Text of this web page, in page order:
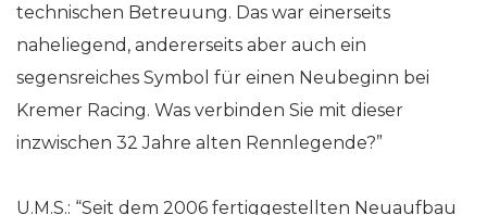
technischen Betreuung. Das war einerseits
naheliegend, andererseits aber auch ein
segensreiches Symbol für einen Neubeginn bei
Kremer Racing. Was verbinden Sie mit dieser
inzwischen 32 Jahre alten Rennlegende?”
U.M.S.: “Seit dem 2006 fertiggestellten Neuaufbau